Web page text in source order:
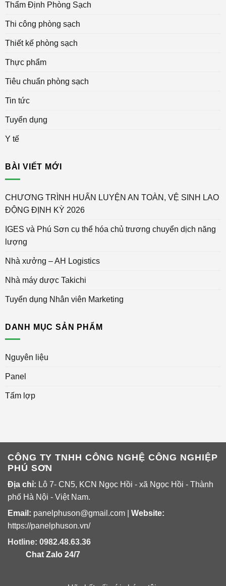
Thẩm Định Phòng Sạch
Thi công phòng sạch
Thiết kế phòng sạch
Thực phẩm
Tiêu chuẩn phòng sạch
Tin tức
Tuyển dụng
Y tế
BÀI VIẾT MỚI
CHƯƠNG TRÌNH HUẤN LUYỆN AN TOÀN, VỆ SINH LAO
ĐỘNG ĐỊNH KỲ 2026
IGES và Phú Sơn cụ thể hóa chủ trương chuyển dịch năng
lượng
Nhà xưởng – AH Logistics
Nhà máy dược Takichi
Tuyển dụng Nhân viên Marketing
DANH MỤC SẢN PHẨM
Nguyên liệu
Panel
Tấm lợp
CÔNG TY TNHH CÔNG NGHỆ CÔNG NGHIỆP
PHÚ SƠN
Địa chỉ: Lô 7- CN5, KCN Ngọc Hồi - xã Ngọc Hồi - Thành
phố Hà Nội - Việt Nam.
Email: panelphuson@gmail.com Website:
https://panelphuson.vn/
Hotline: 0982.48.63.36
Chat Zalo 24/7